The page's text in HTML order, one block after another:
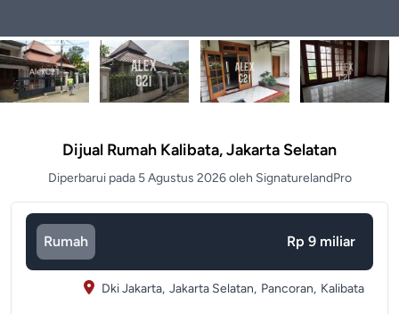
Dijual Rumah Kalibata, Jakarta Selatan
Diperbarui pada 5 Agustus 2026 oleh SignaturelandPro
Rumah Rp 9 miliar
Dki Jakarta, Jakarta Selatan, Pancoran, Kalibata